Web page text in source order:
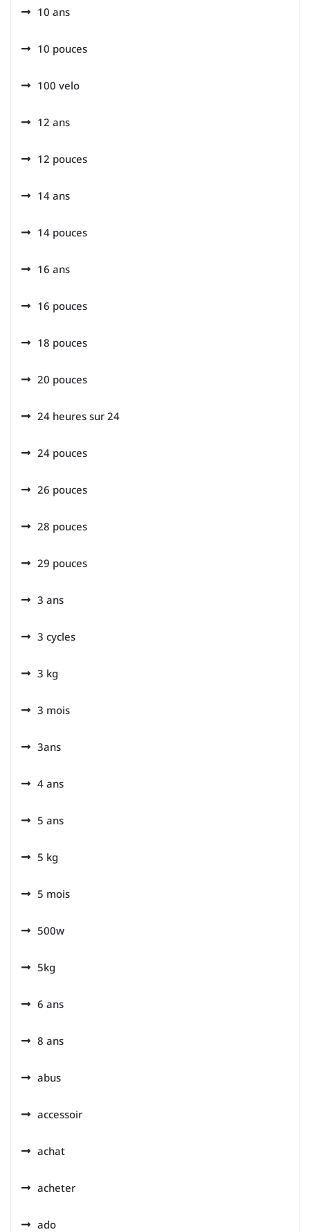
10 ans
10 pouces
100 velo
12 ans
12 pouces
14 ans
14 pouces
16 ans
16 pouces
18 pouces
20 pouces
24 heures sur 24
24 pouces
26 pouces
28 pouces
29 pouces
3 ans
3 cycles
3 kg
3 mois
3ans
4 ans
5 ans
5 kg
5 mois
500w
5kg
6 ans
8 ans
abus
accessoir
achat
acheter
ado